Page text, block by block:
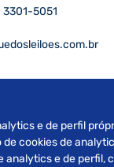
3301-5051
e de perfil
cookies de
e de